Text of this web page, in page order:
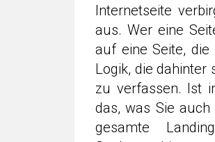
Internetseite
aus. Wer eine
auf eine Seite, die
Logik, die dahinter
zu verfassen. Ist
das, was Sie
gesamte